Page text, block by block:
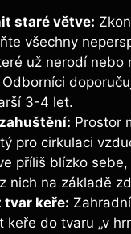
staré větve:
všechny
už nerodí nebo
Odborníci
3-4 let.
Prostor
pro cirkulaci
příliš blízko sebe,
nich na základě
keře:
keře do tvaru „v